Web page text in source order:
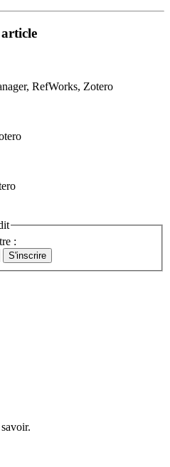
RefWorks, Zotero
: